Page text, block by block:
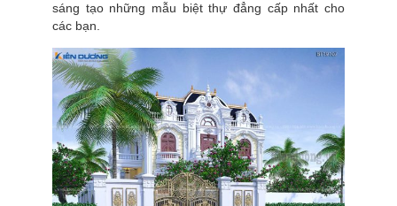
sáng tạo những mẫu biệt thự đẳng cấp nhất cho
các bạn.